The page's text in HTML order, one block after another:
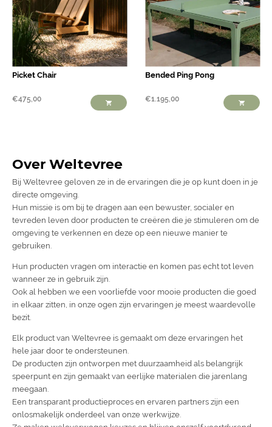
Picket Chair
€475,00
Bended Ping Pong
€1.195,00
Over Weltevree
Bij Weltevree geloven ze in de ervaringen die je op kunt doen in je
directe omgeving.
Hun missie is om bij te dragen aan een bewuster, socialer en
tevreden leven door producten te creëren die je stimuleren om de
omgeving te verkennen en deze op een nieuwe manier te
gebruiken.
Hun producten vragen om interactie en komen pas echt tot leven
wanneer ze in gebruik zijn.
Ook al hebben we een voorliefde voor mooie producten die goed
in elkaar zitten, in onze ogen zijn ervaringen je meest waardevolle
bezit.
Elk product van Weltevree is gemaakt om deze ervaringen het
hele jaar door te ondersteunen.
De producten zijn ontworpen met duurzaamheid als belangrijk
speerpunt en zijn gemaakt van eerlijke materialen die jarenlang
meegaan.
Een transparant productieproces en ervaren partners zijn een
onlosmakelijk onderdeel van onze werkwijze.